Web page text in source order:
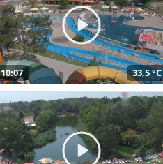
10:07 33,5 °C